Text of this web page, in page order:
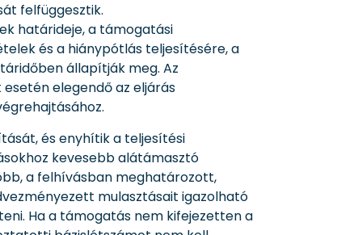
felfüggesztik.
határideje, a támogatási
és a hiánypótlás teljesítésére, a
állapítják meg. Az
elegendő az eljárás
és enyhítik a teljesítési
kevesebb alátámasztó
a felhívásban meghatározott,
mulasztásait igazolható
Ha a támogatás nem kifejezetten a